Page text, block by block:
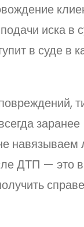
иска в
в суде в
заранее
навязываем
ДТП — это